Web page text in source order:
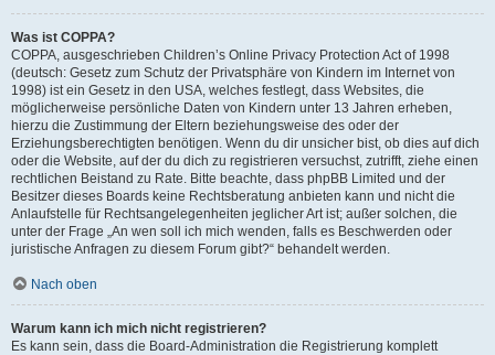
Was ist COPPA?
COPPA, ausgeschrieben Children’s Online Privacy Protection Act of 1998
(deutsch: Gesetz zum Schutz der Privatsphäre von Kindern im Internet von
1998) ist ein Gesetz in den USA, welches festlegt, dass Websites, die
möglicherweise persönliche Daten von Kindern unter 13 Jahren erheben,
hierzu die Zustimmung der Eltern beziehungsweise des oder der
Erziehungsberechtigten benötigen. Wenn du dir unsicher bist, ob dies auf dich
oder die Website, auf der du dich zu registrieren versuchst, zutrifft, ziehe einen
rechtlichen Beistand zu Rate. Bitte beachte, dass phpBB Limited und der
Besitzer dieses Boards keine Rechtsberatung anbieten kann und nicht die
Anlaufstelle für Rechtsangelegenheiten jeglicher Art ist; außer solchen, die
unter der Frage „An wen soll ich mich wenden, falls es Beschwerden oder
juristische Anfragen zu diesem Forum gibt?“ behandelt werden.
Nach oben
Warum kann ich mich nicht registrieren?
Es kann sein, dass die Board-Administration die Registrierung komplett